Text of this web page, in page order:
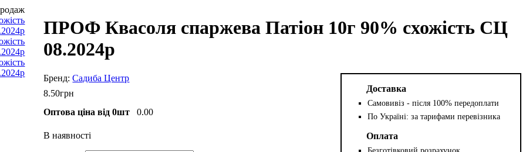
ПРОФ Квасоля спаржева Патіон 10г 90% схожість СЦ
08.2024р
Садиба Центр
8.50грн
Оптова ціна від 0шт
0.00
В наявності
Доставка
Самовивіз - після 100% передоплати
По Україні: за тарифами перевізника
Оплата